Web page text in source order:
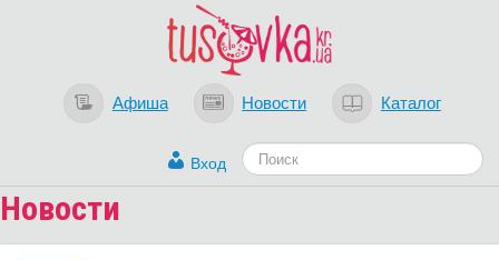
Афиша Новости Каталог
Вход
Новости